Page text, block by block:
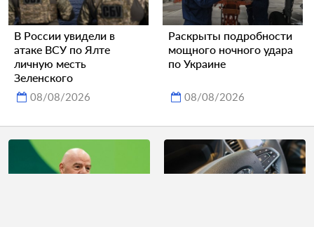
В России увидели в
атаке ВСУ по Ялте
личную месть
Зеленского
08/08/2026
Раскрыты подробности
мощного ночного удара
по Украине
08/08/2026